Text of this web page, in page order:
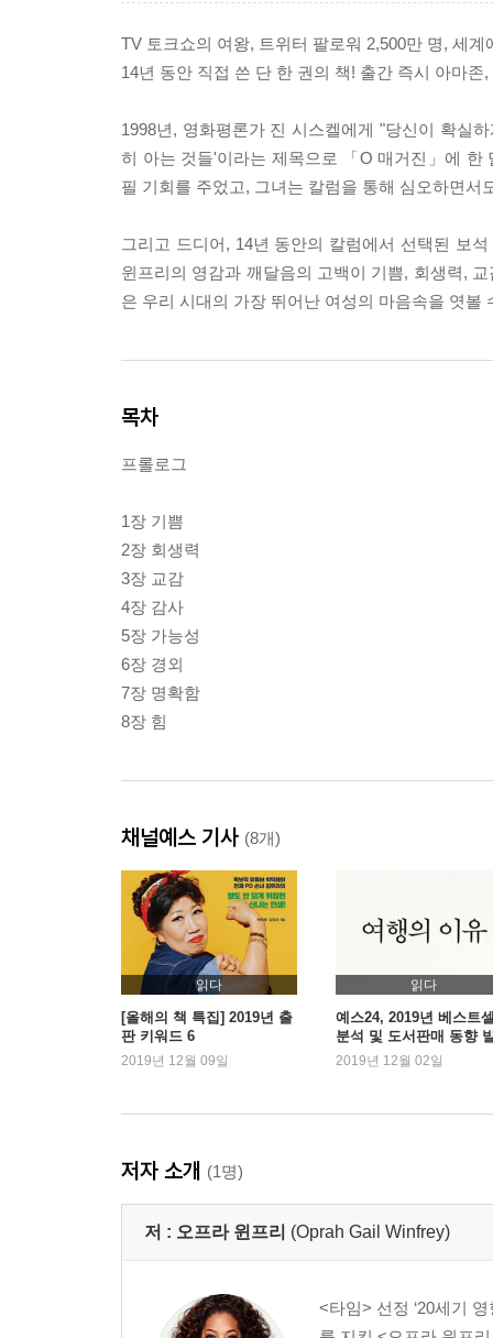
TV 토크쇼의 여왕, 트위터 팔로워 2,500만 명, 세
14년 동안 직접 쓴 단 한 권의 책! 출간 즉시 아마존
1998년, 영화평론가 진 시스켈에게 "당신이 확실
히 아는 것들'이라는 제목으로 「O 매거진」에
필 기회를 주었고, 그녀는 칼럼을 통해 심오하면
그리고 드디어, 14년 동안의 칼럼에서 선택된 보
윈프리의 영감과 깨달음의 고백이 기쁨, 회생력,
은 우리 시대의 가장 뛰어난 여성의 마음속을 엿볼
목차
프롤로그
1장 기쁨
2장 회생력
3장 교감
4장 감사
5장 가능성
6장 경외
7장 명확함
8장 힘
채널예스 기사 (8개)
읽다
[올해의 책 특집] 2019년 출
판 키워드 6
2019년 12월 09일
읽다
예스24, 2019년 베스트
분석 및 도서판매 동향
2019년 12월 02일
저자 소개 (1명)
저 : 오프라 윈프리 (Oprah Gail Winfrey)
<타임> 선정 ‘20세기